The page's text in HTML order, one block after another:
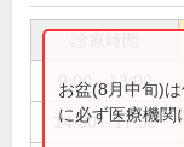
9:00～13:00
14:30～17:30
お盆(8月中旬)
に必ず医療機関